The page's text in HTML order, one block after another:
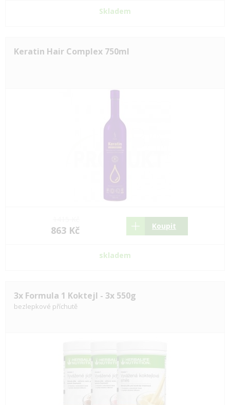
Skladem
Keratin Hair Complex 750ml
863 Kč Koupit
skladem
3x Formula 1 Koktejl - 3x 550g
bezlepkové příchutě